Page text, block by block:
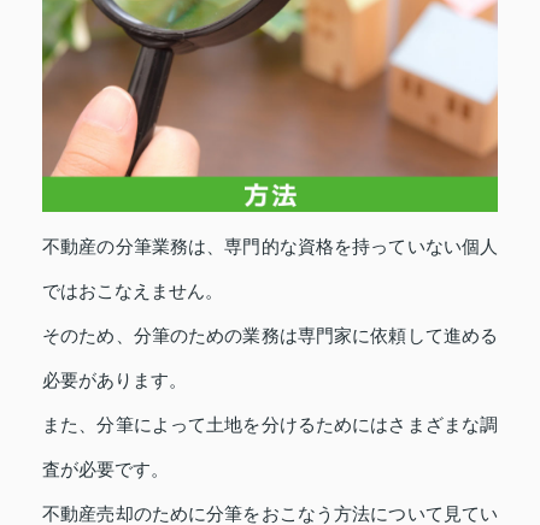
不動産の分筆業務は、専門的な資格を持っていない個人
ではおこなえません。
そのため、分筆のための業務は専門家に依頼して進める
必要があります。
また、分筆によって土地を分けるためにはさまざまな調
査が必要です。
不動産売却のために分筆をおこなう方法について見てい